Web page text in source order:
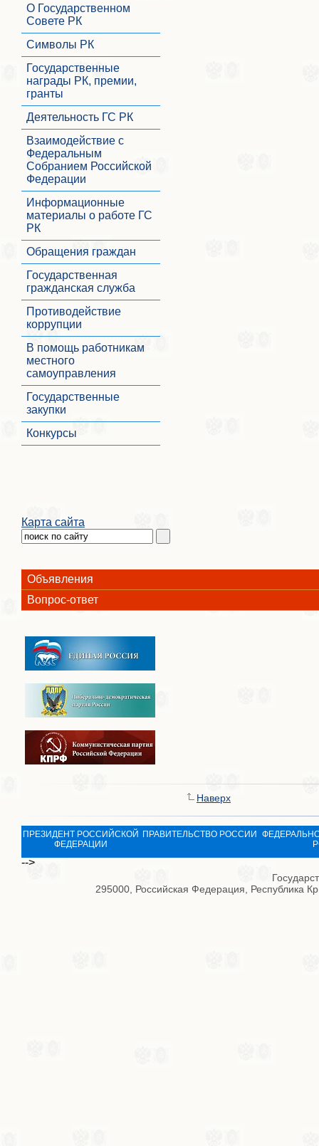
О Государственном
Совете РК
Символы РК
Государственные
награды РК, премии,
гранты
Деятельность ГС РК
Взаимодействие с
Федеральным
Собранием Российской
Федерации
Информационные
материалы о работе ГС
РК
Обращения граждан
Государственная
гражданская служба
Противодействие
коррупции
В помощь работникам
местного
самоуправления
Государственные
закупки
Конкурсы
Карта сайта
Объявления
Вопрос-ответ
Наверх
ПРЕЗИДЕНТ РОССИЙСКОЙ
ФЕДЕРАЦИИ
ПРАВИТЕЛЬСТВО РОССИИ
295000, Российская Федерация, Республика
-->